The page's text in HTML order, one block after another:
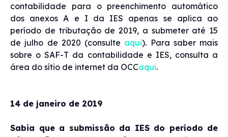
contabilidade para o preenchimento automático
dos anexos A e I da IES apenas se aplica ao
período de tributação de 2019, a submeter até 15
de julho de 2020 (consulte aqui). Para saber mais
sobre o SAF-T da contabilidade e IES, consulta a
área do sítio de internet da OCCaqui.
14 de janeiro de 2019
Sabia que a submissão da IES do período de